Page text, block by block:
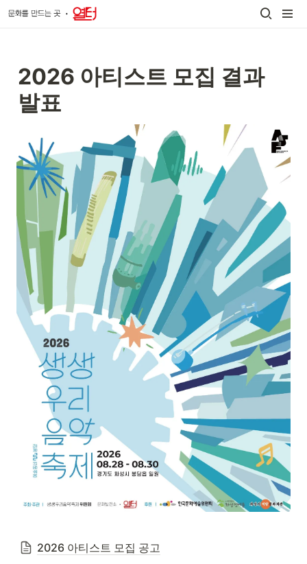
2026 아티스트 모집 결과
발표
2026 아티스트 모집 공고